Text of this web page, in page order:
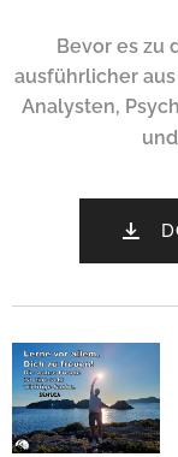
Bevor es zu
ausführlicher
Analysten,